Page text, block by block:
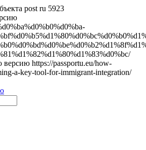
post ru 5923
https://passportu.eu/how-
a-key-tool-for-immigrant-integration/